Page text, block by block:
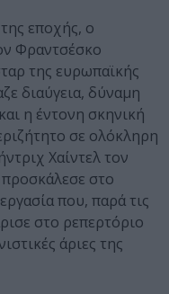
εποχής, ο
Φραντσέσκο
της ευρωπαϊκής
διαύγεια, δύναμη
η έντονη σκηνική
σε ολόκληρη
Χαίντελ τον
στο
που, παρά τις
στο ρεπερτόριο
άριες της